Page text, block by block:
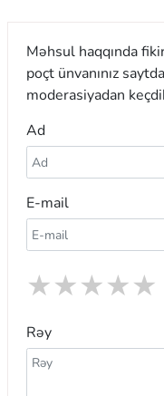
Məhsul haqqında
poçt ünvanınız
moderasiyadan
Ad
E-mail
★
★
★
★
★
Rəy